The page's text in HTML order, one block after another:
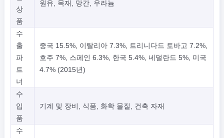
상
품
원유, 목재, 망간, 우라늄
수
출
파
트
너
중국 15.5%, 이탈리아 7.3%, 트리니다드 토바고 7.2%,
호주 7%, 스페인 6.3%, 한국 5.4%, 네덜란드 5%, 미국
4.7% (2015년)
수
입
품
기계 및 장비, 식품, 화학 물질, 건축 자재
수